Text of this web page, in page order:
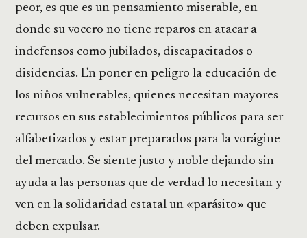
peor, es que es un pensamiento miserable, en
donde su vocero no tiene reparos en atacar a
indefensos como jubilados, discapacitados o
disidencias. En poner en peligro la educación de
los niños vulnerables, quienes necesitan mayores
recursos en sus establecimientos públicos para ser
alfabetizados y estar preparados para la vorágine
del mercado. Se siente justo y noble dejando sin
ayuda a las personas que de verdad lo necesitan y
ven en la solidaridad estatal un «parásito» que
deben expulsar.